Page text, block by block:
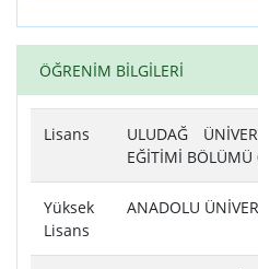
ÖĞRENİM BİLGİLERİ
Lisans
ULUDAĞ
EĞİTİMİ
Yüksek
Lisans
ANADOLU